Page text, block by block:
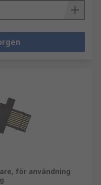
för användning